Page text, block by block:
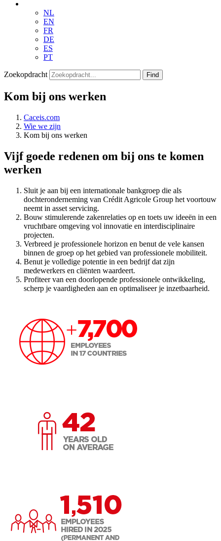
NL
EN
FR
DE
ES
PT
Zoekopdracht Find
Kom bij ons werken
Caceis.com
Wie we zijn
Kom bij ons werken
Vijf goede redenen om bij ons te komen
werken
Sluit je aan bij een internationale bankgroep die als
dochteronderneming van Crédit Agricole Group het voortouw
neemt in asset servicing.
Bouw stimulerende zakenrelaties op en toets uw ideeën in een
vruchtbare omgeving vol innovatie en interdisciplinaire
projecten.
Verbreed je professionele horizon en benut de vele kansen
binnen de groep op het gebied van professionele mobiliteit.
Benut je volledige potentie in een bedrijf dat zijn
medewerkers en cliënten waardeert.
Profiteer van een doorlopende professionele ontwikkeling,
scherp je vaardigheden aan en optimaliseer je inzetbaarheid.